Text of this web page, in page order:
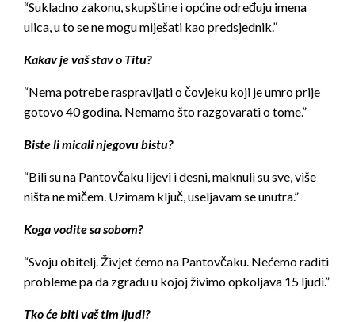
“Sukladno zakonu, skupštine i općine određuju imena
ulica, u to se ne mogu miješati kao predsjednik.”
Kakav je vaš stav o Titu?
“Nema potrebe raspravljati o čovjeku koji je umro prije
gotovo 40 godina. Nemamo što razgovarati o tome.”
Biste li micali njegovu bistu?
“Bili su na Pantovčaku lijevi i desni, maknuli su sve, više
ništa ne mičem. Uzimam ključ, useljavam se unutra.”
Koga vodite sa sobom?
“Svoju obitelj. Živjet ćemo na Pantovčaku. Nećemo raditi
probleme pa da zgradu u kojoj živimo opkoljava 15 ljudi.”
Tko će biti vaš tim ljudi?